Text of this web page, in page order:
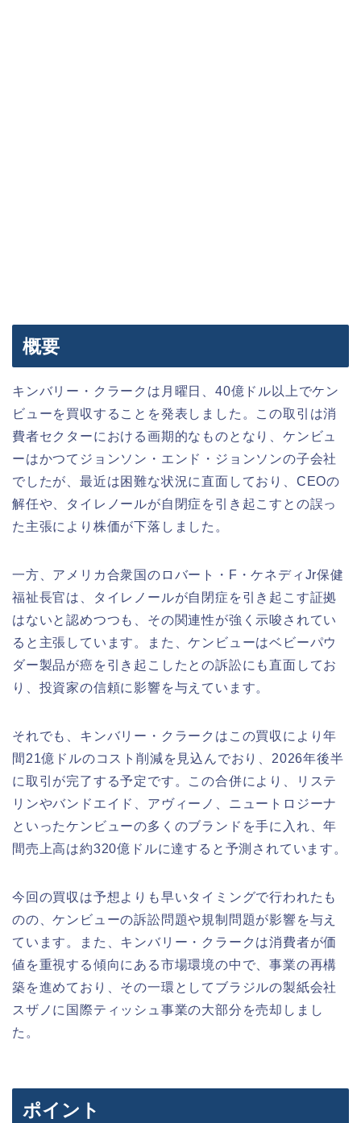
概要
キンバリー・クラークは月曜日、40億ドル以上でケン
ビューを買収することを発表しました。この取引は消
費者セクターにおける画期的なものとなり、ケンビュ
ーはかつてジョンソン・エンド・ジョンソンの子会社
でしたが、最近は困難な状況に直面しており、CEOの
解任や、タイレノールが自閉症を引き起こすとの誤っ
た主張により株価が下落しました。
一方、アメリカ合衆国のロバート・F・ケネディJr保健
福祉長官は、タイレノールが自閉症を引き起こす証拠
はないと認めつつも、その関連性が強く示唆されてい
ると主張しています。また、ケンビューはベビーパウ
ダー製品が癌を引き起こしたとの訴訟にも直面してお
り、投資家の信頼に影響を与えています。
それでも、キンバリー・クラークはこの買収により年
間21億ドルのコスト削減を見込んでおり、2026年後半
に取引が完了する予定です。この合併により、リステ
リンやバンドエイド、アヴィーノ、ニュートロジーナ
といったケンビューの多くのブランドを手に入れ、年
間売上高は約320億ドルに達すると予測されています。
今回の買収は予想よりも早いタイミングで行われたも
のの、ケンビューの訴訟問題や規制問題が影響を与え
ています。また、キンバリー・クラークは消費者が価
値を重視する傾向にある市場環境の中で、事業の再構
築を進めており、その一環としてブラジルの製紙会社
スザノに国際ティッシュ事業の大部分を売却しまし
た。
ポイント